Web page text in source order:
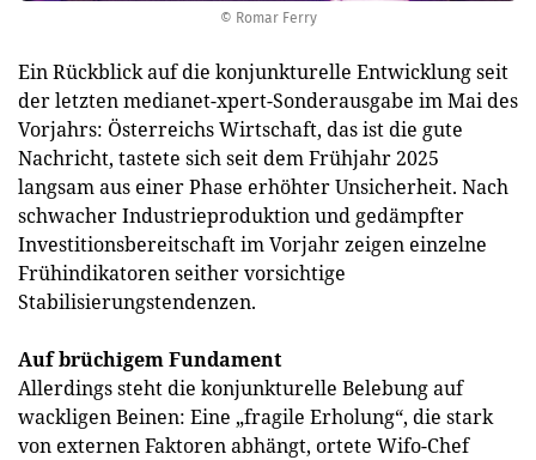
© Romar Ferry
Ein Rückblick auf die konjunkturelle Entwicklung seit
der letzten medianet-xpert-Sonderausgabe im Mai des
Vorjahrs: Österreichs Wirtschaft, das ist die gute
Nachricht, tastete sich seit dem Frühjahr 2025
langsam aus einer Phase erhöhter Unsicherheit. Nach
schwacher Industrieproduktion und gedämpfter
Investitionsbereitschaft im Vorjahr zeigen einzelne
Frühindikatoren seither vorsichtige
Stabilisierungstendenzen.
Auf brüchigem Fundament
Allerdings steht die konjunkturelle Belebung auf
wackligen Beinen: Eine „fragile Erholung“, die stark
von externen Faktoren abhängt, ortete Wifo-Chef